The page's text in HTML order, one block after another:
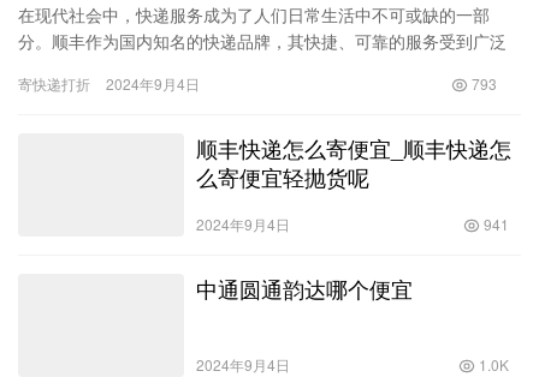
在现代社会中，快递服务成为了人们日常生活中不可或缺的一部
分。顺丰作为国内知名的快递品牌，其快捷、可靠的服务受到广泛
送费用。…
寄快递打折 2024年9月4日 793
顺丰快递怎么寄便宜_顺丰快递怎
么寄便宜轻抛货呢
2024年9月4日 941
中通圆通韵达哪个便宜
2024年9月4日 1.0K